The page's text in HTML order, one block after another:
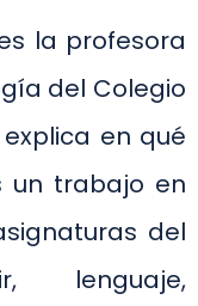
la profesora
del Colegio
en qué
un trabajo en
del
lenguaje,